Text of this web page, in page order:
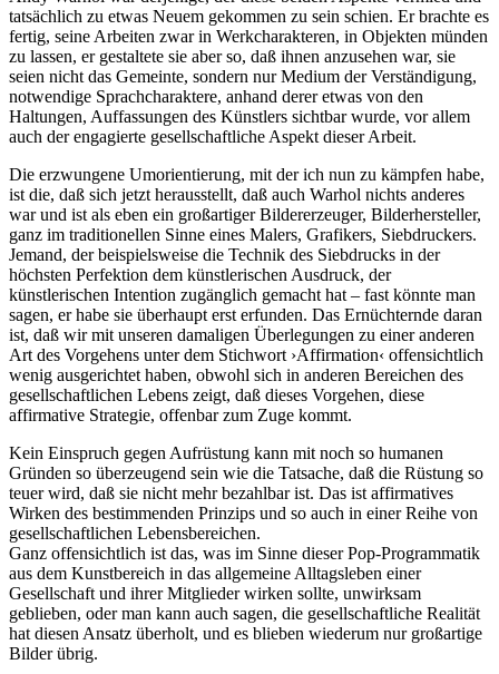
tatsächlich zu etwas Neuem gekommen zu sein schien. Er brachte es
fertig, seine Arbeiten zwar in Werkcharakteren, in Objekten münden
zu lassen, er gestaltete sie aber so, daß ihnen anzusehen war, sie
seien nicht das Gemeinte, sondern nur Medium der Verständigung,
notwendige Sprachcharaktere, anhand derer etwas von den
Haltungen, Auffassungen des Künstlers sichtbar wurde, vor allem
auch der engagierte gesellschaftliche Aspekt dieser Arbeit.
Die erzwungene Umorientierung, mit der ich nun zu kämpfen habe,
ist die, daß sich jetzt herausstellt, daß auch Warhol nichts anderes
war und ist als eben ein großartiger Bildererzeuger, Bilderhersteller,
ganz im traditionellen Sinne eines Malers, Grafikers, Siebdruckers.
Jemand, der beispielsweise die Technik des Siebdrucks in der
höchsten Perfektion dem künstlerischen Ausdruck, der
künstlerischen Intention zugänglich gemacht hat – fast könnte man
sagen, er habe sie überhaupt erst erfunden. Das Ernüchternde daran
ist, daß wir mit unseren damaligen Überlegungen zu einer anderen
Art des Vorgehens unter dem Stichwort ›Affirmation‹ offensichtlich
wenig ausgerichtet haben, obwohl sich in anderen Bereichen des
gesellschaftlichen Lebens zeigt, daß dieses Vorgehen, diese
affirmative Strategie, offenbar zum Zuge kommt.
Kein Einspruch gegen Aufrüstung kann mit noch so humanen
Gründen so überzeugend sein wie die Tatsache, daß die Rüstung so
teuer wird, daß sie nicht mehr bezahlbar ist. Das ist affirmatives
Wirken des bestimmenden Prinzips und so auch in einer Reihe von
gesellschaftlichen Lebensbereichen.
Ganz offensichtlich ist das, was im Sinne dieser Pop-Programmatik
aus dem Kunstbereich in das allgemeine Alltagsleben einer
Gesellschaft und ihrer Mitglieder wirken sollte, unwirksam
geblieben, oder man kann auch sagen, die gesellschaftliche Realität
hat diesen Ansatz überholt, und es blieben wiederum nur großartige
Bilder übrig.